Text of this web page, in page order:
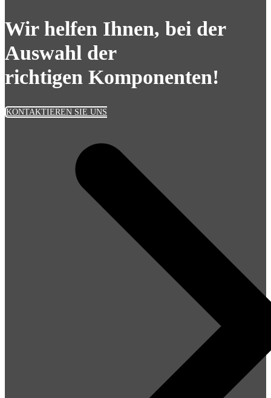
Wir helfen Ihnen, bei der
Auswahl der
richtigen Komponenten!
KONTAKTIEREN SIE UNS